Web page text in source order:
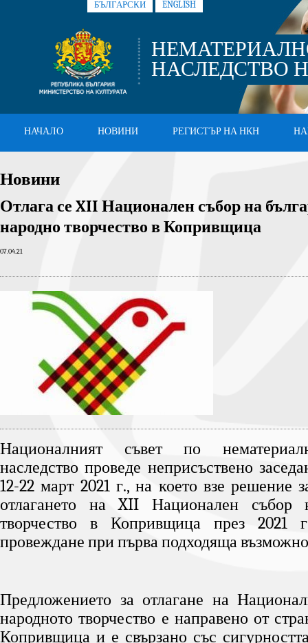
БЪЛГАРСКИ ENGLISH
НАСЛЕДСТВО
НАЧАЛО НОВИНИ РЕГИСТЪР НА НКН
Новини
Отлага се XII Национален събор на
народно творчество в Копривщица
07.04.21
Националният съвет по
наследство проведе неприсъствено
12-22 март 2021 г., на което взе решение
отлагането на XII Национален събор
творчество в Копривщица през 2021
провеждане при първа подходяща
Предложението за отлагане на
народното творчество е направено от
Копривщица и е свързано със